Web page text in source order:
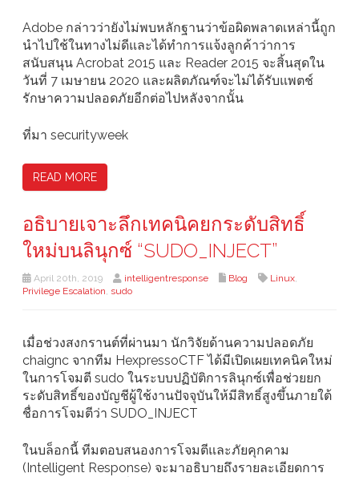
Adobe กล่าวว่ายังไม่พบหลักฐานว่าข้อผิดพลาดเหล่านี้ถูก
นำไปใช้ในทางไม่ดีและได้ทำการแจ้งลูกค้าว่าการ
สนับสนุน Acrobat 2015 และ Reader 2015 จะสิ้นสุดใน
วันที่ 7 เมษายน 2020 และผลิตภัณฑ์จะไม่ได้รับแพตช์
รักษาความปลอดภัยอีกต่อไปหลังจากนั้น
ที่มา securityweek
READ MORE
อธิบายเจาะลึกเทคนิคยกระดับสิทธิ์
ใหม่บนลินุกซ์ “SUDO_INJECT”
April 20th, 2019 intelligentresponse Blog Linux,
Privilege Escalation, sudo
เมื่อช่วงสงกรานต์ที่ผ่านมา นักวิจัยด้านความปลอดภัย
chaignc จากทีม HexpressoCTF ได้มีเปิดเผยเทคนิคใหม่
ในการโจมตี sudo ในระบบปฏิบัติการลินุกซ์เพื่อช่วยยก
ระดับสิทธิ์ของบัญชีผู้ใช้งานปัจจุบันให้มีสิทธิ์สูงขึ้นภายใต้
ชื่อการโจมตีว่า SUDO_INJECT
ในบล็อกนี้ ทีมตอบสนองการโจมตีและภัยคุกคาม
(Intelligent Response) จะมาอธิบายถึงรายละเอียดการ